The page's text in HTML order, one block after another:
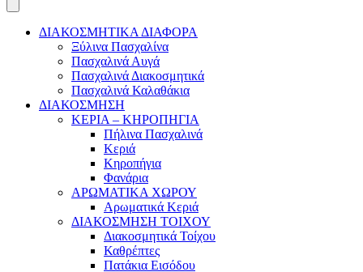
ΔΙΑΚΟΣΜΗΤΙΚΑ ΔΙΑΦΟΡΑ
Ξύλινα Πασχαλίνα
Πασχαλινά Αυγά
Πασχαλινά Διακοσμητικά
Πασχαλινά Καλαθάκια
ΔΙΑΚΟΣΜΗΣΗ
ΚΕΡΙΑ – ΚΗΡΟΠΗΓΙΑ
Πήλινα Πασχαλινά
Κεριά
Κηροπήγια
Φανάρια
ΑΡΩΜΑΤΙΚΑ ΧΩΡΟΥ
Αρωματικά Κεριά
ΔΙΑΚΟΣΜΗΣΗ ΤΟΙΧΟΥ
Διακοσμητικά Τοίχου
Καθρέπτες
Πατάκια Εισόδου